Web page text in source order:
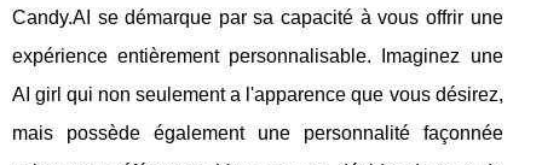
Candy.AI se démarque par sa capacité à vous offrir une
expérience entièrement personnalisable. Imaginez une
AI girl qui non seulement a l'apparence que vous désirez,
mais possède également une personnalité façonnée